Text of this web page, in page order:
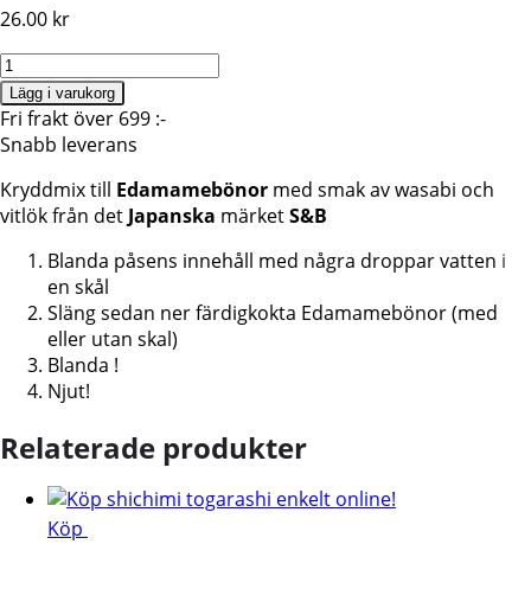
26.00 kr
Kryddmix
för
Edamamebönor,
Wasabi
S&B
24g
Lägg i varukorg
Fri frakt över 699 :-
Snabb leverans
Kryddmix till Edamamebönor med smak av wasabi och
vitlök från det Japanska märketS&B
Blanda påsens innehåll med några droppar vatten i
en skål
Släng sedan ner färdigkokta Edamamebönor (med
eller utan skal)
Blanda !
Njut!
Relaterade produkter
Köp